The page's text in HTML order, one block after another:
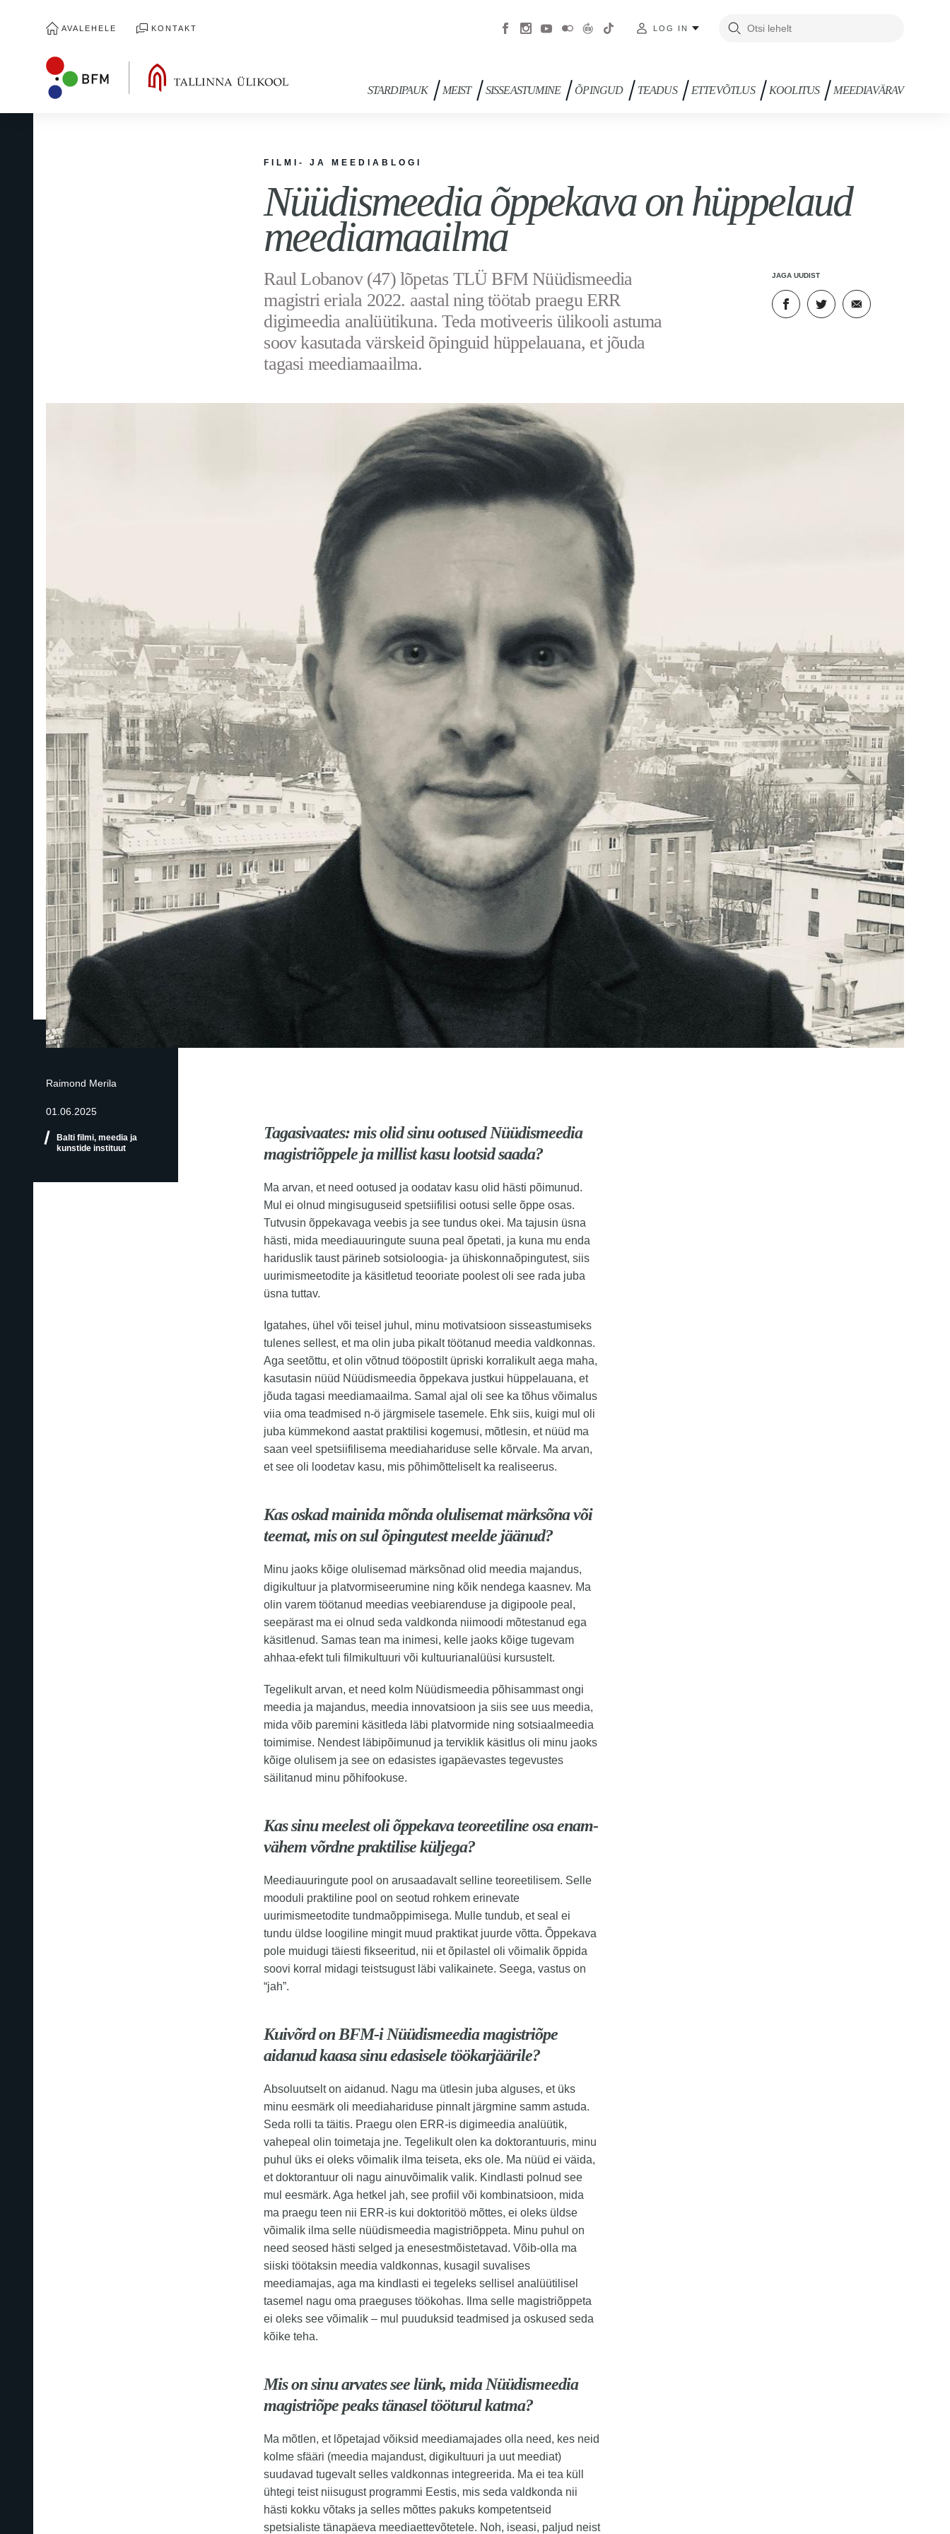
AVALEHELE KONTAKT LOG IN
STARDIPAUK MEIST SISSEASTUMINE ÕPINGUD TEADUS ETTEVÕTLUS KOOLITUS MEEDIAVÄRAV
FILMI- JA MEEDIABLOGI
Nüüdismeedia õppekava on hüppelaud
meediamaailma
Raul Lobanov (47) lõpetas TLÜ BFM Nüüdismeedia
magistri eriala 2022. aastal ning töötab praegu ERR
digimeedia analüütikuna. Teda motiveeris ülikooli astuma
soov kasutada värskeid õpinguid hüppelauana, et jõuda
tagasi meediamaailma.
JAGA UUDIST
Raimond Merila
01.06.2025
Balti filmi, meedia ja
kunstide instituut
Tagasivaates: mis olid sinu ootused Nüüdismeedia
magistriõppele ja millist kasu lootsid saada?
Ma arvan, et need ootused ja oodatav kasu olid hästi põimunud.
Mul ei olnud mingisuguseid spetsiifilisi ootusi selle õppe osas.
Tutvusin õppekavaga veebis ja see tundus okei. Ma tajusin üsna
hästi, mida meediauuringute suuna peal õpetati, ja kuna mu enda
hariduslik taust pärineb sotsioloogia- ja ühiskonnaõpingutest, siis
uurimismeetodite ja käsitletud teooriate poolest oli see rada juba
üsna tuttav.
Igatahes, ühel või teisel juhul, minu motivatsioon sisseastumiseks
tulenes sellest, et ma olin juba pikalt töötanud meedia valdkonnas.
Aga seetõttu, et olin võtnud tööpostilt üpriski korralikult aega maha,
kasutasin nüüd Nüüdismeedia õppekava justkui hüppelauana, et
jõuda tagasi meediamaailma. Samal ajal oli see ka tõhus võimalus
viia oma teadmised n-ö järgmisele tasemele. Ehk siis, kuigi mul oli
juba kümmekond aastat praktilisi kogemusi, mõtlesin, et nüüd ma
saan veel spetsiifilisema meediahariduse selle kõrvale. Ma arvan,
et see oli loodetav kasu, mis põhimõtteliselt ka realiseerus.
Kas oskad mainida mõnda olulisemat märksõna või
teemat, mis on sul õpingutest meelde jäänud?
Minu jaoks kõige olulisemad märksõnad olid meedia majandus,
digikultuur ja platvormiseerumine ning kõik nendega kaasnev. Ma
olin varem töötanud meedias veebiarenduse ja digipoole peal,
seepärast ma ei olnud seda valdkonda niimoodi mõtestanud ega
käsitlenud. Samas tean ma inimesi, kelle jaoks kõige tugevam
ahhaa-efekt tuli filmikultuuri või kultuurianalüüsi kursustelt.
Tegelikult arvan, et need kolm Nüüdismeedia põhisammast ongi
meedia ja majandus, meedia innovatsioon ja siis see uus meedia,
mida võib paremini käsitleda läbi platvormide ning sotsiaalmeedia
toimimise. Nendest läbipõimunud ja terviklik käsitlus oli minu jaoks
kõige olulisem ja see on edasistes igapäevastes tegevustes
säilitanud minu põhifookuse.
Kas sinu meelest oli õppekava teoreetiline osa enam-
vähem võrdne praktilise küljega?
Meediauuringute pool on arusaadavalt selline teoreetilisem. Selle
mooduli praktiline pool on seotud rohkem erinevate
uurimismeetodite tundmaõppimisega. Mulle tundub, et seal ei
tundu üldse loogiline mingit muud praktikat juurde võtta. Õppekava
pole muidugi täiesti fikseeritud, nii et õpilastel oli võimalik õppida
soovi korral midagi teistsugust läbi valikainete. Seega, vastus on
“jah”.
Kuivõrd on BFM-i Nüüdismeedia magistriõpe
aidanud kaasa sinu edasisele töökarjäärile?
Absoluutselt on aidanud. Nagu ma ütlesin juba alguses, et üks
minu eesmärk oli meediahariduse pinnalt järgmine samm astuda.
Seda rolli ta täitis. Praegu olen ERR-is digimeedia analüütik,
vahepeal olin toimetaja jne. Tegelikult olen ka doktorantuuris, minu
puhul üks ei oleks võimalik ilma teiseta, eks ole. Ma nüüd ei väida,
et doktorantuur oli nagu ainuvõimalik valik. Kindlasti polnud see
mul eesmärk. Aga hetkel jah, see profiil või kombinatsioon, mida
ma praegu teen nii ERR-is kui doktoritöö mõttes, ei oleks üldse
võimalik ilma selle nüüdismeedia magistriõppeta. Minu puhul on
need seosed hästi selged ja enesestmõistetavad. Võib-olla ma
siiski töötaksin meedia valdkonnas, kusagil suvalises
meediamajas, aga ma kindlasti ei tegeleks sellisel analüütilisel
tasemel nagu oma praeguses töökohas. Ilma selle magistriõppeta
ei oleks see võimalik – mul puuduksid teadmised ja oskused seda
kõike teha.
Mis on sinu arvates see lünk, mida Nüüdismeedia
magistriõpe peaks tänasel tööturul katma?
Ma mõtlen, et lõpetajad võiksid meediamajades olla need, kes neid
kolme sfääri (meedia majandust, digikultuuri ja uut meediat)
suudavad tugevalt selles valdkonnas integreerida. Ma ei tea küll
ühtegi teist niisugust programmi Eestis, mis seda valdkonda nii
hästi kokku võtaks ja selles mõttes pakuks kompetentseid
spetsialiste tänapäeva meediaettevõtetele. Noh, iseasi, paljud neist